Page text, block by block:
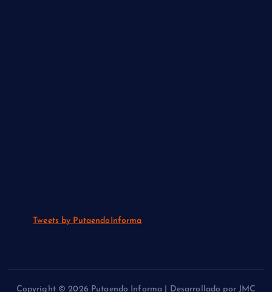
Tweets by PutaendoInforma
Copyright © 2026 Putaendo Informa | Desarrollado por JMC